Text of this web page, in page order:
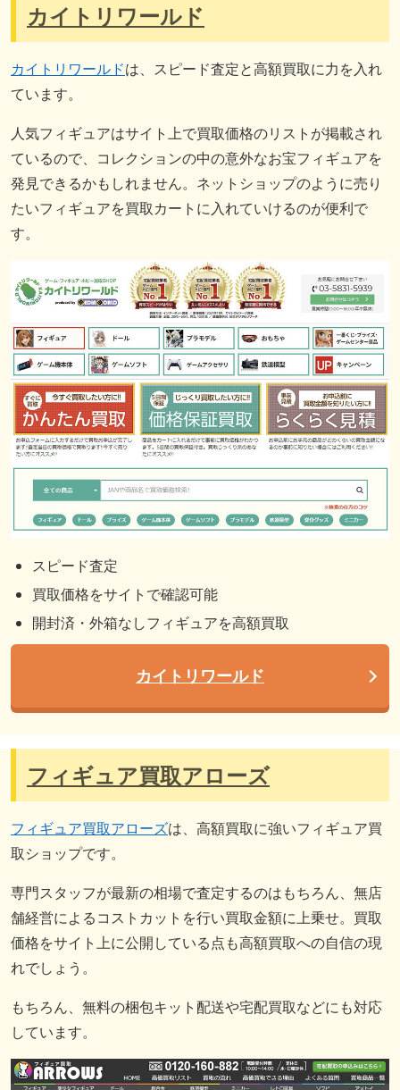
カイトリワールド
カイトリワールドは、スピード査定と高額買取に力を入れ
ています。
人気フィギュアはサイト上で買取価格のリストが掲載され
ているので、コレクションの中の意外なお宝フィギュアを
発見できるかもしれません。ネットショップのように売り
たいフィギュアを買取カートに入れていけるのが便利で
す。
スピード査定
買取価格をサイトで確認可能
開封済・外箱なしフィギュアを高額買取
カイトリワールド
フィギュア買取アローズ
フィギュア買取アローズは、高額買取に強いフィギュア買
取ショップです。
専門スタッフが最新の相場で査定するのはもちろん、無店
舗経営によるコストカットを行い買取金額に上乗せ。買取
価格をサイト上に公開している点も高額買取への自信の現
れでしょう。
もちろん、無料の梱包キット配送や宅配買取などにも対応
しています。